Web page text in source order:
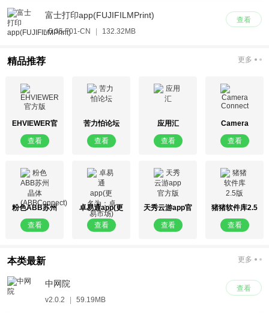
查看
富士打印app(FUJIFILMPrint)
v5.35.F01-CN 132.32MB
精品推荐 更多
EHVIEWER官
方版
查看
苦力怕论坛
查看
应用汇
查看
Camera
Connect
查看
粉色ABB苏州
晶体
(ABBConnect)
查看
卓易通app(更
名为：卓易市
场)
查看
天秀云游app官
方版
查看
猪猪软件库2.5
版
查看
本类最新 更多
查看
中网院
v2.0.2 59.19MB